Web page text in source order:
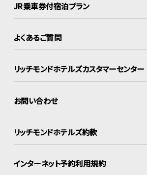
JR乗車券付宿泊プラン
よくあるご質問
リッチモンドホテルズカスタマーセンター
お問い合わせ
リッチモンドホテルズ約款
インターネット予約利用規約